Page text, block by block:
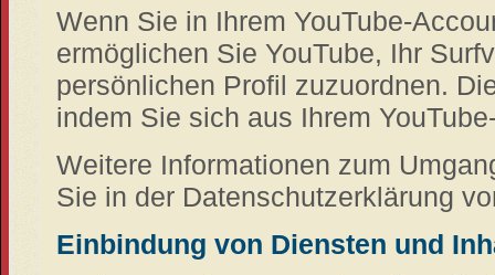
Wenn Sie in Ihrem YouTube-
ermöglichen Sie YouTube, Ihr
persönlichen Profil zuzuordnen.
indem Sie sich aus Ihrem
Weitere Informationen zum
Sie in der Datenschutzerklärung
Einbindung von Diensten und